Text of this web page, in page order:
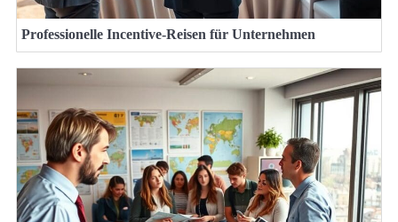
Professionelle Incentive-Reisen für Unternehmen